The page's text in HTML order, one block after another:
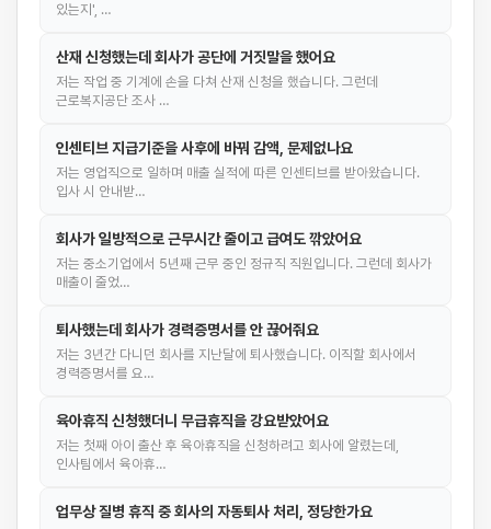
있는지', …
산재 신청했는데 회사가 공단에 거짓말을 했어요
저는 작업 중 기계에 손을 다쳐 산재 신청을 했습니다. 그런데
근로복지공단 조사 …
인센티브 지급기준을 사후에 바꿔 감액, 문제없나요
저는 영업직으로 일하며 매출 실적에 따른 인센티브를 받아왔습니다.
입사 시 안내받…
회사가 일방적으로 근무시간 줄이고 급여도 깎았어요
저는 중소기업에서 5년째 근무 중인 정규직 직원입니다. 그런데 회사가
매출이 줄었…
퇴사했는데 회사가 경력증명서를 안 끊어줘요
저는 3년간 다니던 회사를 지난달에 퇴사했습니다. 이직할 회사에서
경력증명서를 요…
육아휴직 신청했더니 무급휴직을 강요받았어요
저는 첫째 아이 출산 후 육아휴직을 신청하려고 회사에 알렸는데,
인사팀에서 육아휴…
업무상 질병 휴직 중 회사의 자동퇴사 처리, 정당한가요